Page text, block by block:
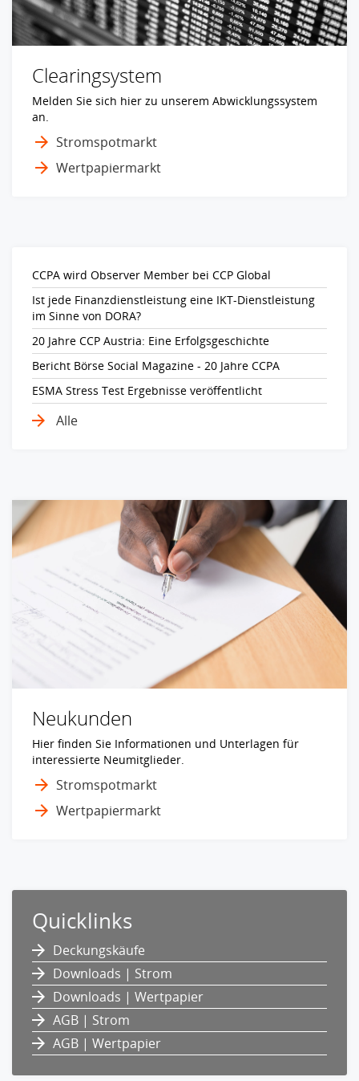
Clearingsystem
Melden Sie sich hier zu unserem Abwicklungssystem
an.
Stromspotmarkt
Wertpapiermarkt
CCPA wird Observer Member bei CCP Global
Ist jede Finanzdienstleistung eine IKT-Dienstleistung
im Sinne von DORA?
20 Jahre CCP Austria: Eine Erfolgsgeschichte
Bericht Börse Social Magazine - 20 Jahre CCPA
ESMA Stress Test Ergebnisse veröffentlicht
Alle
Neukunden
Hier finden Sie Informationen und Unterlagen für
interessierte Neumitglieder.
Stromspotmarkt
Wertpapiermarkt
Quicklinks
Deckungskäufe
Downloads | Strom
Downloads | Wertpapier
AGB | Strom
AGB | Wertpapier